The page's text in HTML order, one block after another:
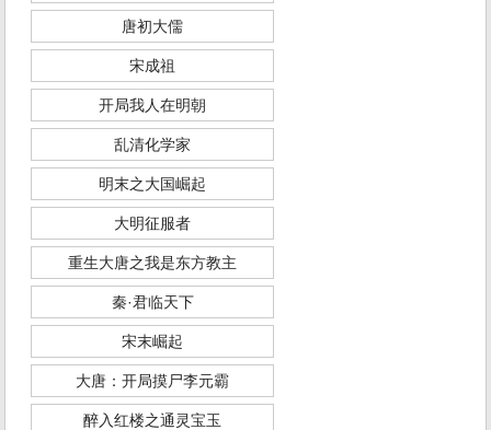
唐初大儒
宋成祖
开局我人在明朝
乱清化学家
明末之大国崛起
大明征服者
重生大唐之我是东方教主
秦·君临天下
宋末崛起
大唐：开局摸尸李元霸
醉入红楼之通灵宝玉